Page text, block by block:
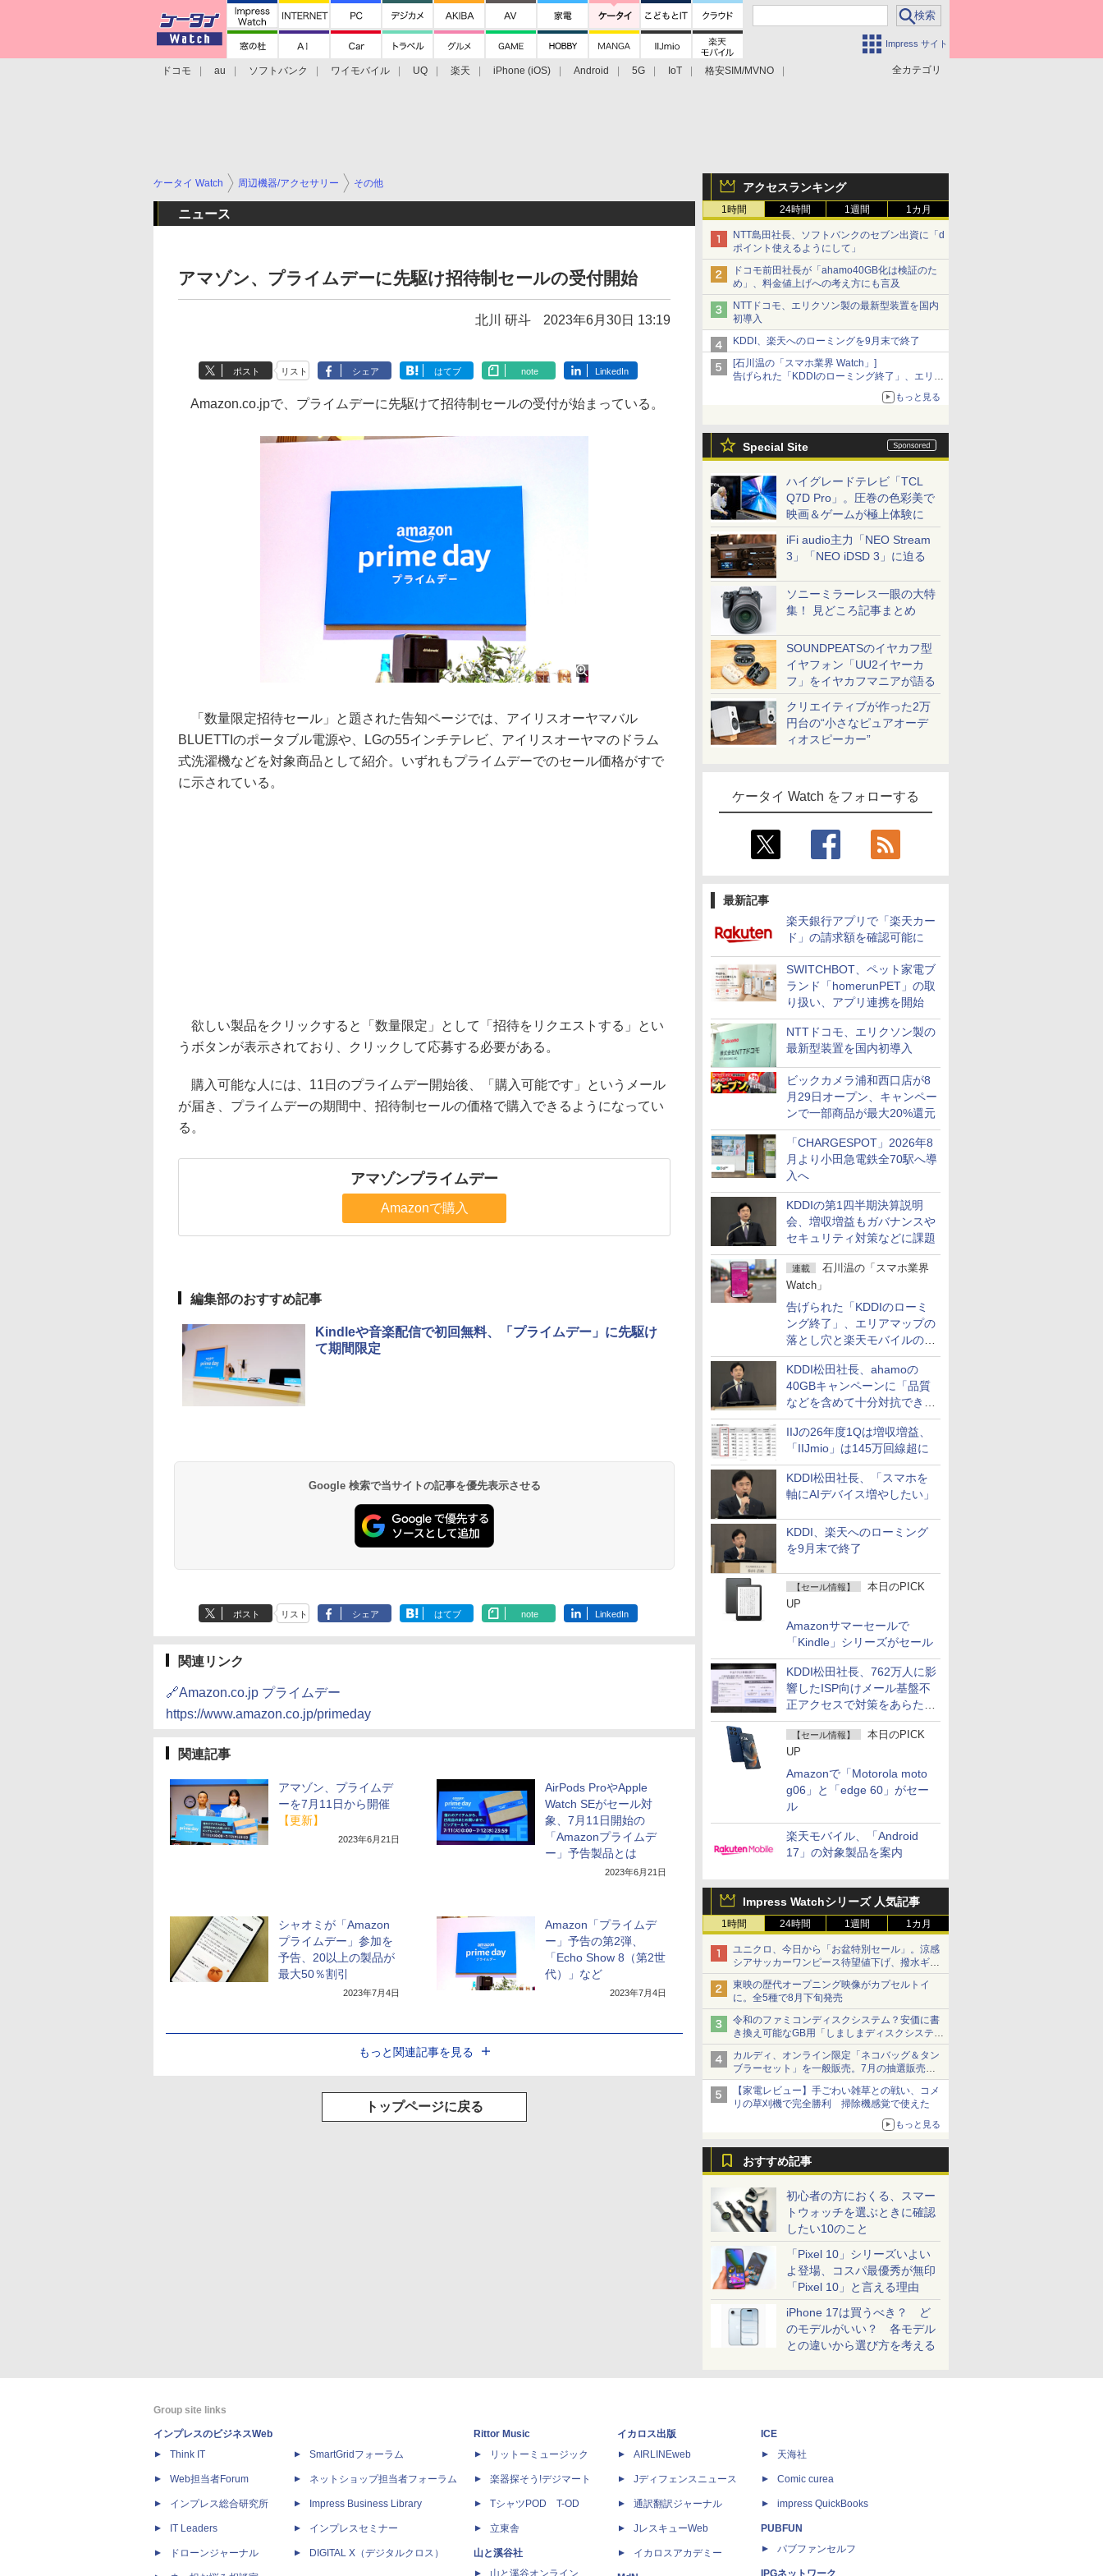
Impress サイト
全カテゴリ
ドコモ au ソフトバンク ワイモバイル UQ 楽天 iPhone (iOS) Android 5G IoT
格安SIM/MVNO
アクセスランキング
1時間 24時間 1週間 1カ月
NTT島田社長、ソフトバンクのセブン出資に「d
ポイント使えるようにして」
ドコモ前田社長が「ahamo40GB化は検証のた
め」、料金値上げへの考え方にも言及
NTTドコモ、エリクソン製の最新型装置を国内
初導入
KDDI、楽天へのローミングを9月末で終了
[石川温の「スマホ業界 Watch」]
告げられた「KDDIのローミング終了」、エリア
マップの落とし穴と楽天モバイルの課題
もっと見る
Special Site
ハイグレードテレビ「TCL
Q7D Pro」。圧巻の色彩美で
映画＆ゲームが極上体験に
iFi audio主力「NEO Stream
3」「NEO iDSD 3」に迫る
ソニーミラーレス一眼の大特
集！ 見どころ記事まとめ
SOUNDPEATSのイヤカフ型
イヤフォン「UU2イヤーカ
フ」をイヤカフマニアが語る
クリエイティブが作った2万
円台の“小さなピュアオーデ
ィオスピーカー”
ケータイ Watch をフォローする
最新記事
楽天銀行アプリで「楽天カー
ド」の請求額を確認可能に
SWITCHBOT、ペット家電ブ
ランド「homerunPET」の取
り扱い、アプリ連携を開始
NTTドコモ、エリクソン製の
最新型装置を国内初導入
ビックカメラ浦和西口店が8
月29日オープン、キャンペー
ンで一部商品が最大20%還元
「CHARGESPOT」2026年8
月より小田急電鉄全70駅へ導
入へ
KDDIの第1四半期決算説明
会、増収増益もガバナンスや
セキュリティ対策などに課題
連載
石川温の「スマホ業界
Watch」
告げられた「KDDIのローミ
ング終了」、エリアマップの
落とし穴と楽天モバイルの課
題
KDDI松田社長、ahamoの
40GBキャンペーンに「品質
などを含めて十分対抗でき
る」
IIJの26年度1Qは増収増益、
「IIJmio」は145万回線超に
KDDI松田社長、「スマホを
軸にAIデバイス増やしたい」
KDDI、楽天へのローミング
を9月末で終了
【セール情報】
本日のPICK
UP
Amazonサマーセールで
「Kindle」シリーズがセール
KDDI松田社長、762万人に影
響したISP向けメール基盤不
正アクセスで対策をあらため
て説明
【セール情報】
本日のPICK
UP
Amazonで「Motorola moto
g06」と「edge 60」がセー
ル
楽天モバイル、「Android
17」の対象製品を案内
Impress Watchシリーズ 人気記事
1時間 24時間 1週間 1カ月
ユニクロ、今日から「お盆特別セール」。涼感
シアサッカーワンピース待望値下げ、撥水ギア
ショーツは1990円に
東映の歴代オープニング映像がカプセルトイ
に。全5種で8月下旬発売
令和のファミコンディスクシステム？安価に書
き換え可能なGB用「しましまディスクシステ
ム」
カルディ、オンライン限定「ネコバッグ＆タン
ブラーセット」を一般販売。7月の抽選販売の
当選無効分
【家電レビュー】手ごわい雑草との戦い、コメ
リの草刈機で完全勝利 掃除機感覚で使えた
もっと見る
おすすめ記事
初心者の方におくる、スマー
トウォッチを選ぶときに確認
したい10のこと
「Pixel 10」シリーズいよい
よ登場、コスパ最優秀が無印
「Pixel 10」と言える理由
iPhone 17は買うべき？ ど
のモデルがいい？ 各モデル
との違いから選び方を考える
ケータイ Watch 周辺機器/アクセサリー その他
ニュース
アマゾン、プライムデーに先駆け招待制セールの受付開始
北川 研斗 2023年6月30日 13:19
ポスト リスト シェア はてブ note LinkedIn
Amazon.co.jpで、プライムデーに先駆けて招待制セールの受付が始まっている。
「数量限定招待セール」と題された告知ページでは、アイリスオーヤマバル
BLUETTIのポータブル電源や、LGの55インチテレビ、アイリスオーヤマのドラム
式洗濯機などを対象商品として紹介。いずれもプライムデーでのセール価格がすで
に示されている。
欲しい製品をクリックすると「数量限定」として「招待をリクエストする」とい
うボタンが表示されており、クリックして応募する必要がある。
購入可能な人には、11日のプライムデー開始後、「購入可能です」というメール
が届き、プライムデーの期間中、招待制セールの価格で購入できるようになってい
る。
アマゾンプライムデー
Amazonで購入
編集部のおすすめ記事
Kindleや音楽配信で初回無料、「プライムデー」に先駆け
て期間限定
Google 検索で当サイトの記事を優先表示させる
ポスト リスト シェア はてブ note LinkedIn
関連リンク
🔗Amazon.co.jp プライムデー
https://www.amazon.co.jp/primeday
関連記事
アマゾン、プライムデ
ーを7月11日から開催
【更新】
2023年6月21日
AirPods ProやApple
Watch SEがセール対
象、7月11日開始の
「Amazonプライムデ
ー」予告製品とは
2023年6月21日
シャオミが「Amazon
プライムデー」参加を
予告、20以上の製品が
最大50％割引
2023年7月4日
Amazon「プライムデ
ー」予告の第2弾、
「Echo Show 8（第2世
代）」など
2023年7月4日
もっと関連記事を見る
トップページに戻る
Group site links
インプレスのビジネスWeb
Think IT
Web担当者Forum
インプレス総合研究所
IT Leaders
ドローンジャーナル
SmartGridフォーラム
ネットショップ担当者フォーラム
Impress Business Library
インプレスセミナー
DIGITAL X（デジタルクロス）
Rittor Music
リットーミュージック
楽器探そう!デジマート
TシャツPOD T-OD
立東舎
山と溪谷社
山と溪谷オンライン
イカロス出版
AIRLINEweb
Jディフェンスニュース
通訳翻訳ジャーナル
JレスキューWeb
イカロスアカデミー
ICE
天海社
Comic curea
impress QuickBooks
PUBFUN
パブファンセルフ
IPGネットワーク